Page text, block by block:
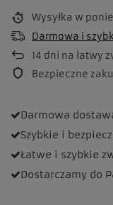
Wysyłka w
Darmowa i
14 dni na łatwy
Bezpieczne
Darmowa
Szybkie i
Łatwe i szybkie
Dostarczamy do